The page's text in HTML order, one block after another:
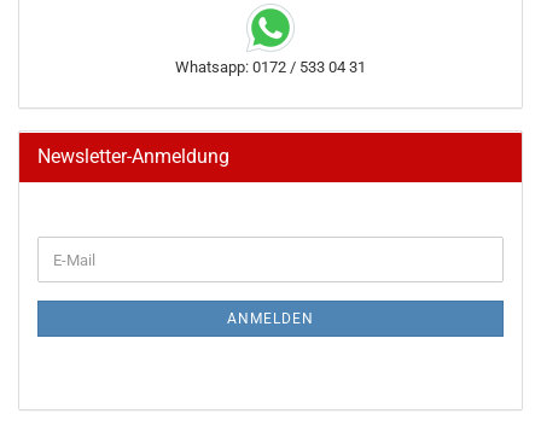
Whatsapp: 0172 / 533 04 31
Newsletter-Anmeldung
ZUR
E-
Mail
ANMELDEN